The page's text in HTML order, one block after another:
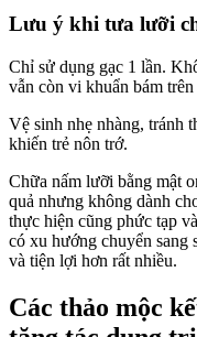
Lưu ý khi tưa lưỡi
Chỉ sử dụng gạc 1 lần.
vẫn còn vi khuẩn bám trên
Vệ sinh nhẹ nhàng, tránh
khiến trẻ nôn trớ.
Chữa nấm lưỡi bằng mật
quả nhưng không dành
thực hiện cũng phức tạp
có xu hướng chuyển sang
và tiện lợi hơn rất nhiều.
Các thảo mộc